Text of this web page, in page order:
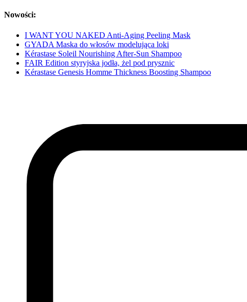
Nowości:
I WANT YOU NAKED Anti-Aging Peeling Mask
GYADA Maska do włosów modelująca loki
Kérastase Soleil Nourishing After-Sun Shampoo
FAIR Edition styryjska jodła, żel pod prysznic
Kérastase Genesis Homme Thickness Boosting Shampoo